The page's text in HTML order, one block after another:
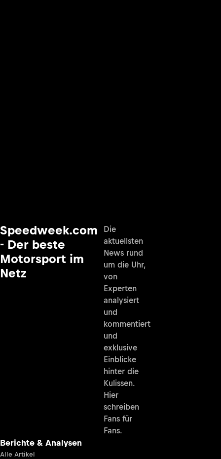
Speedweek.com
- Der beste
Motorsport im
Netz
Die
aktuellsten
News rund
um die Uhr,
von
Experten
analysiert
und
kommentiert
und
exklusive
Einblicke
hinter die
Kulissen.
Hier
schreiben
Fans für
Fans.
Berichte & Analysen
Alle Artikel